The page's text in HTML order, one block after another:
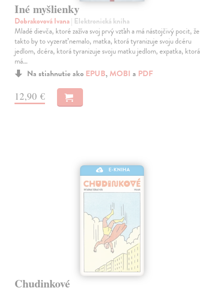
Iné myšlienky
Dobrakovová Ivana| Elektronická kniha
Mladé dievča, ktoré zažíva svoj prvý vzťah a má nástojčivý pocit, že
takto by to vyzerať nemalo, matka, ktorá tyranizuje svoju dcéru
jedlom, dcéra, ktorá tyranizuje svoju matku jedlom, expatka, ktorá
má…
Na stiahnutie ako EPUB, MOBI a PDF
12,90 €
E-KNIHA
Chudinkové